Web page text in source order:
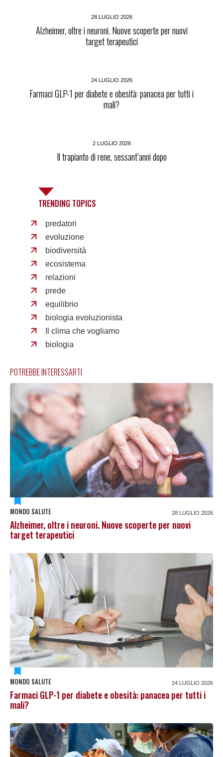
28 LUGLIO 2026
Alzheimer, oltre i neuroni. Nuove scoperte per nuovi
target terapeutici
24 LUGLIO 2026
Farmaci GLP-1 per diabete e obesità: panacea per tutti i
mali?
2 LUGLIO 2026
Il trapianto di rene, sessant’anni dopo
TRENDING TOPICS
predatori
evoluzione
biodiversità
ecosistema
relazioni
prede
equilibrio
biologia evoluzionista
Il clima che vogliamo
biologia
POTREBBE INTERESSARTI
MONDO SALUTE 28 LUGLIO 2026
Alzheimer, oltre i neuroni. Nuove scoperte per nuovi
target terapeutici
MONDO SALUTE 24 LUGLIO 2026
Farmaci GLP-1 per diabete e obesità: panacea per tutti i
mali?